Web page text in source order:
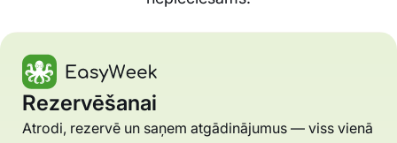
Rezervēšanai
Atrodi, rezervē un saņem atgādinājumus — viss vienā